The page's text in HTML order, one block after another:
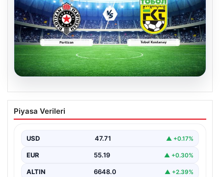
06.08.2026
CANLI | Partizan – Tobol Kostanay Canlı
Maç Anlatımı
Piyasa Verileri
USD 47.71 ▲ +0.17%
EUR 55.19 ▲ +0.30%
ALTIN 6648.0 ▲ +2.39%